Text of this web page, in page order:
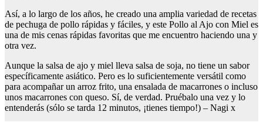
Así, a lo largo de los años, he creado una amplia variedad de recetas
de pechuga de pollo rápidas y fáciles, y este Pollo al Ajo con Miel es
una de mis cenas rápidas favoritas que me encuentro haciendo una y
otra vez.
Aunque la salsa de ajo y miel lleva salsa de soja, no tiene un sabor
específicamente asiático. Pero es lo suficientemente versátil como
para acompañar un arroz frito, una ensalada de macarrones o incluso
unos macarrones con queso. Sí, de verdad. Pruébalo una vez y lo
entenderás (sólo se tarda 12 minutos, ¡tienes tiempo!) – Nagi x